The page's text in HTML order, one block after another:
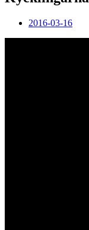
2016-03-16